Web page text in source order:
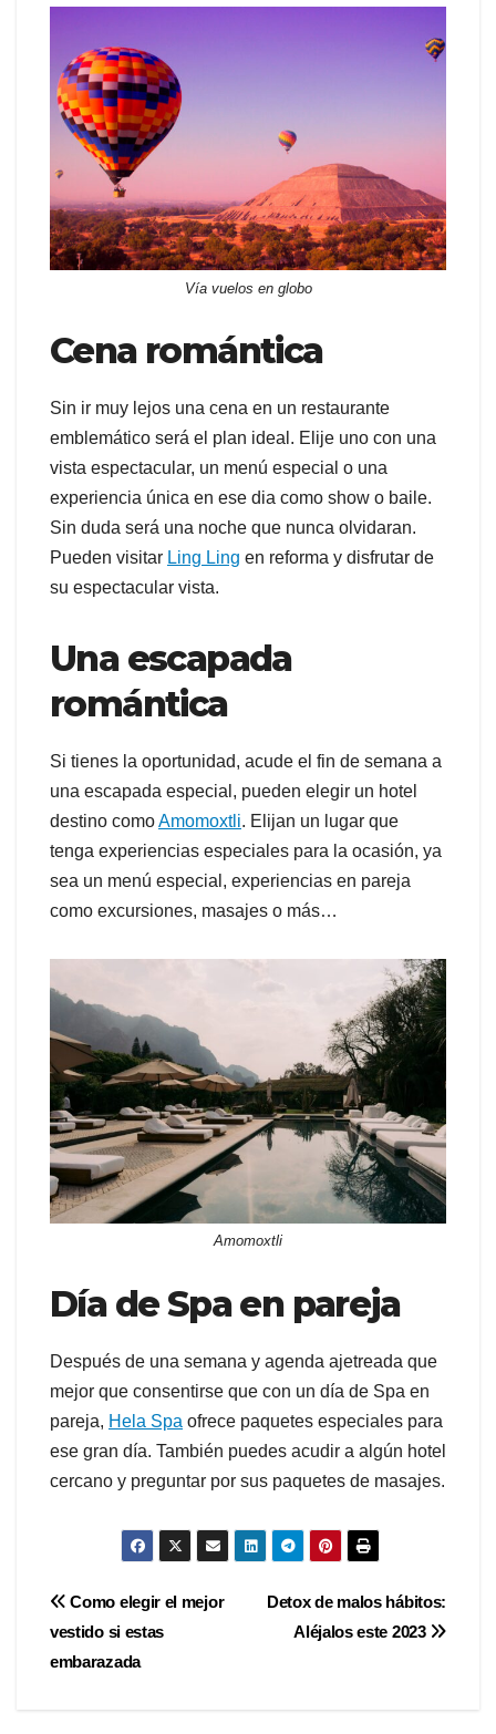
Vía vuelos en globo
Cena romántica
Sin ir muy lejos una cena en un restaurante
emblemático será el plan ideal. Elije uno con una
vista espectacular, un menú especial o una
experiencia única en ese dia como show o baile.
Sin duda será una noche que nunca olvidaran.
Pueden visitar Ling Ling en reforma y disfrutar de
su espectacular vista.
Una escapada
romántica
Si tienes la oportunidad, acude el fin de semana a
una escapada especial, pueden elegir un hotel
destino comoAmomoxtli. Elijan un lugar que
tenga experiencias especiales para la ocasión, ya
sea un menú especial, experiencias en pareja
como excursiones, masajes o más…
Amomoxtli
Día de Spa en pareja
Después de una semana y agenda ajetreada que
mejor que consentirse que con un día de Spa en
pareja, Hela Spa ofrece paquetes especiales para
ese gran día. También puedes acudir a algún hotel
cercano y preguntar por sus paquetes de masajes.
Navegación
de
Detox de malos hábitos:
Aléjalos este 2023
Como elegir el mejor
vestido si estas
embarazada